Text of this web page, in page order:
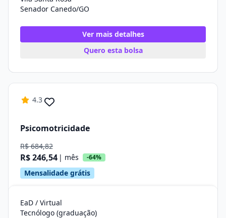
Senador Canedo/GO
Ver mais detalhes
Quero esta bolsa
4.3
Psicomotricidade
R$ 684,82
R$ 246,54 | mês -64%
Mensalidade grátis
EaD / Virtual
Tecnólogo (graduação)